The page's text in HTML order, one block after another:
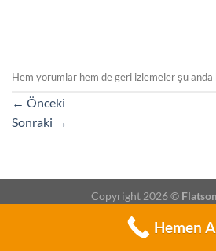
Hem yorumlar hem de geri izlemeler şu anda
← Önceki
Sonraki →
Copyright 2026 ©
Hemen